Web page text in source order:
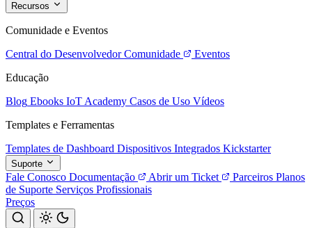
Recursos
Comunidade e Eventos
Central do Desenvolvedor Comunidade
Eventos
Educação
Blog Ebooks IoT Academy Casos de Uso Vídeos
Templates e Ferramentas
Templates de Dashboard Dispositivos Integrados Kickstarter
Suporte
Fale Conosco Documentação Abrir um Ticket Parceiros Planos
de Suporte Serviços Profissionais
Preços